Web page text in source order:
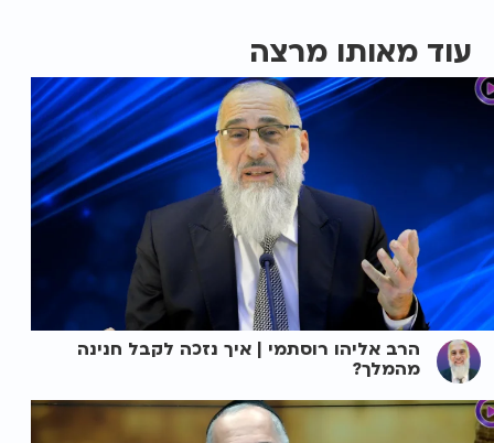
עוד מאותו מרצה
הרב אליהו רוסתמי | איך נזכה לקבל חנינה
מהמלך?